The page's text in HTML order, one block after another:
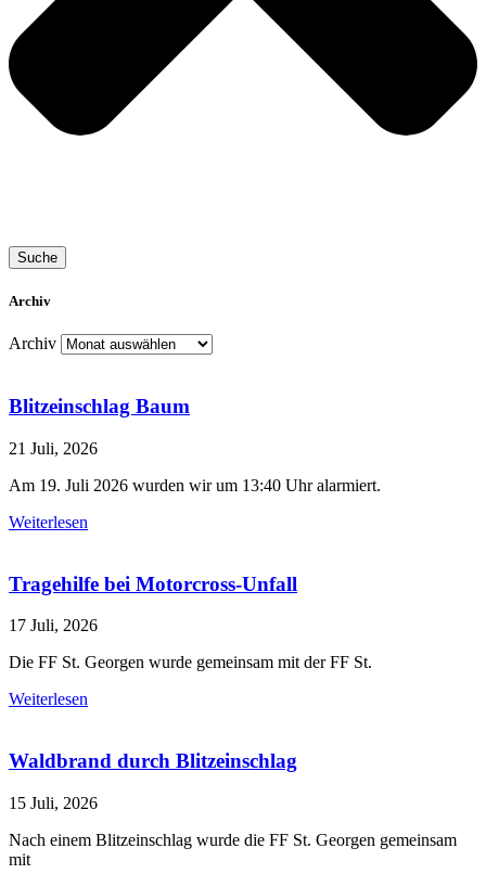
Suche
Archiv
Archiv
Blitzeinschlag Baum
21 Juli, 2026
Am 19. Juli 2026 wurden wir um 13:40 Uhr alarmiert.
Weiterlesen
Tragehilfe bei Motorcross-Unfall
17 Juli, 2026
Die FF St. Georgen wurde gemeinsam mit der FF St.
Weiterlesen
Waldbrand durch Blitzeinschlag
15 Juli, 2026
Nach einem Blitzeinschlag wurde die FF St. Georgen gemeinsam
mit